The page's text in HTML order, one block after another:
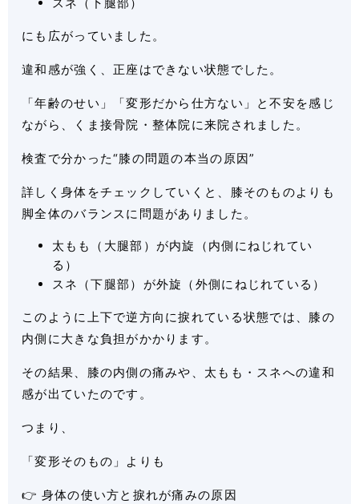
にも広がっていました。
違和感が強く、正座はできない状態でした。
「年齢のせい」「変形だから仕方ない」と不安を感じ
ながら、くま接骨院・整体院に来院されました。
検査で分かった“膝の問題の本当の原因”
詳しく身体をチェックしていくと、膝そのものよりも
脚全体のバランスに問題がありました。
太もも（大腿部）が内旋（内側にねじれてい
る）
スネ（下腿部）が外旋（外側にねじれている）
このように上下で逆方向に捩れている状態では、膝の
内側に大きな負担がかかります。
その結果、膝の内側の痛みや、太もも・スネへの違和
感が出ていたのです。
つまり、
「変形そのもの」よりも
👉 身体の使い方と捩れが痛みの原因